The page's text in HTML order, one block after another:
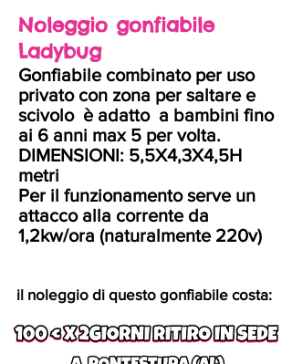
Noleggio gonfiabile
Ladybug
Gonfiabile combinato per uso
privato con zona per saltare e
scivolo è adatto a bambini fino
ai 6 anni max 5 per volta.
DIMENSIONI: 5,5X4,3X4,5H
metri
Per il funzionamento serve un
attacco alla corrente da
1,2kw/ora (naturalmente 220v)
il noleggio di questo gonfiabile costa: